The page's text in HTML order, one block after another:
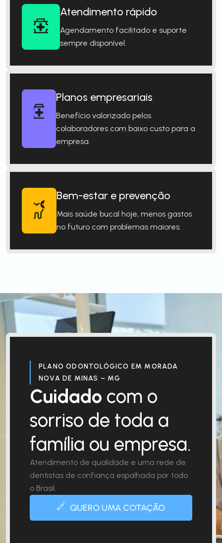
Atendimento rápido
Agendamento facilitado e suporte
sempre disponível.
Planos empresariais
Benefício valorizado pelos
colaboradores com baixo custo para a
empresa.
Bem-estar e prevenção
Mais saúde bucal hoje, menos gastos
no futuro com problemas maiores.
PLANO ODONTOLÓGICO EM MORADA
NOVA DE MINAS – MG
Cuidado com o
sorriso de toda a
família ou empresa.
Atendimento de qualidade e uma rede de
dentistas de confiança espalhada por todo
o Brasil.
QUERO UMA COTAÇÃO